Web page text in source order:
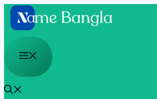
Skip
to
content
Menu